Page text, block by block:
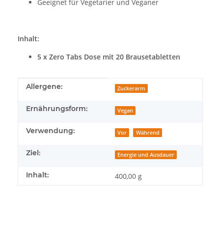
Geeignet für Vegetarier und Veganer
Inhalt:
5 x Zero Tabs Dose mit 20 Brausetabletten
Produkteigenschaft
Wert
Allergene: Zuckerarm
Ernährungsform: Vegan
Verwendung: Vor Während
Ziel: Energie und Ausdauer
Inhalt: 400,00 g